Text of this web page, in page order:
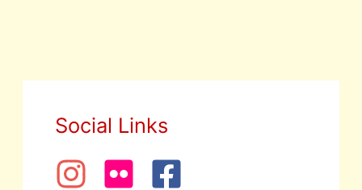
Social Links